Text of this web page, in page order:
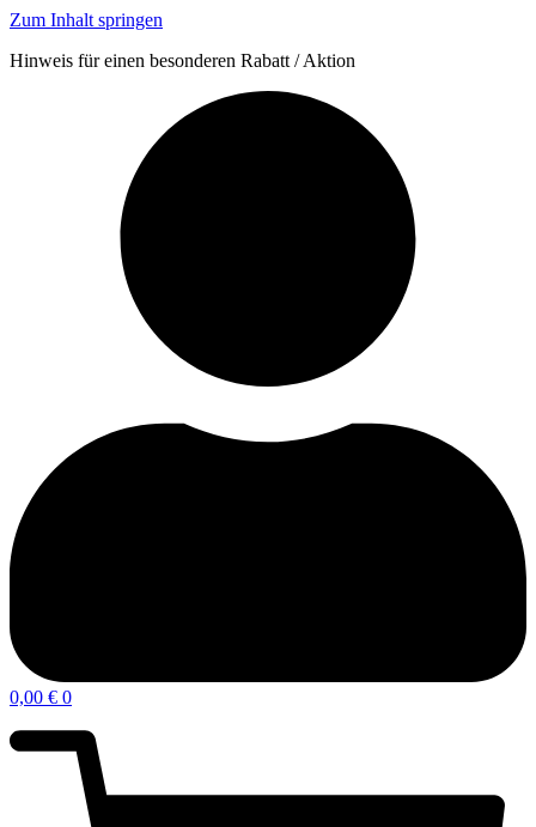
Zum Inhalt springen
Hinweis für einen besonderen Rabatt / Aktion
0,00 € 0